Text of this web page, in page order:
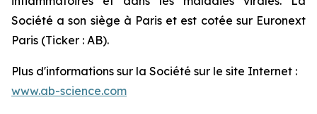
Société a son siège à Paris et est cotée sur Euronext
Paris (Ticker : AB).
Plus d'informations sur la Société sur le site Internet :
www.ab-science.com